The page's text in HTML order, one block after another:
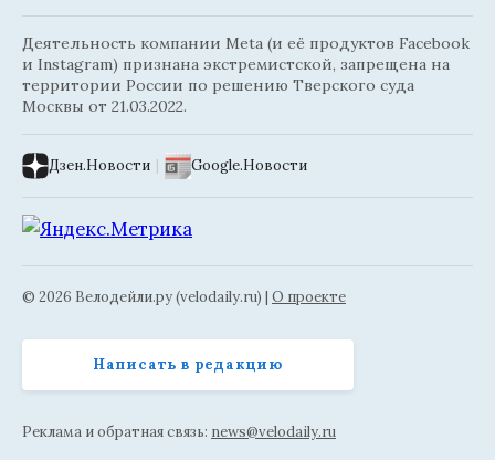
Деятельность компании Meta (и её продуктов Facebook
и Instagram) признана экстремистской, запрещена на
территории России по решению Тверского суда
Москвы от 21.03.2022.
Дзен.Новости | Google.Новости
© 2026 Велодейли.ру (velodaily.ru) | О проекте
Написать в редакцию
Реклама и обратная связь: news@velodaily.ru